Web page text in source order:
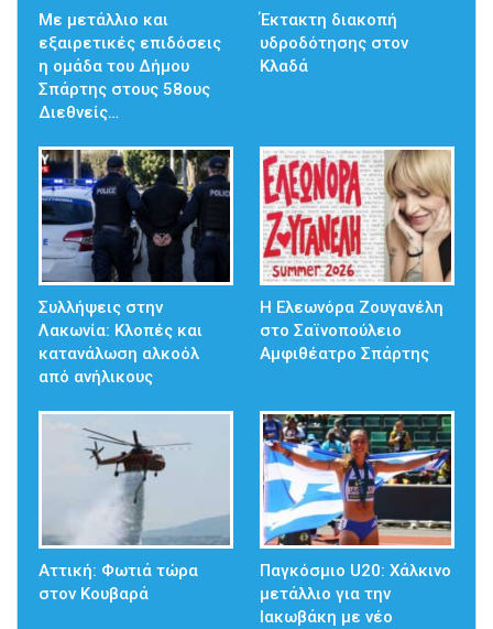
Με μετάλλιο και
εξαιρετικές επιδόσεις
η ομάδα του Δήμου
Σπάρτης στους 58ους
Διεθνείς…
Έκτακτη διακοπή
υδροδότησης στον
Κλαδά
Συλλήψεις στην
Λακωνία: Κλοπές και
κατανάλωση αλκοόλ
από ανήλικους
Η Ελεωνόρα Ζουγανέλη
στο Σαϊνοπούλειο
Αμφιθέατρο Σπάρτης
Αττική: Φωτιά τώρα
στον Κουβαρά
Παγκόσμιο U20: Χάλκινο
μετάλλιο για την
Ιακωβάκη με νέο